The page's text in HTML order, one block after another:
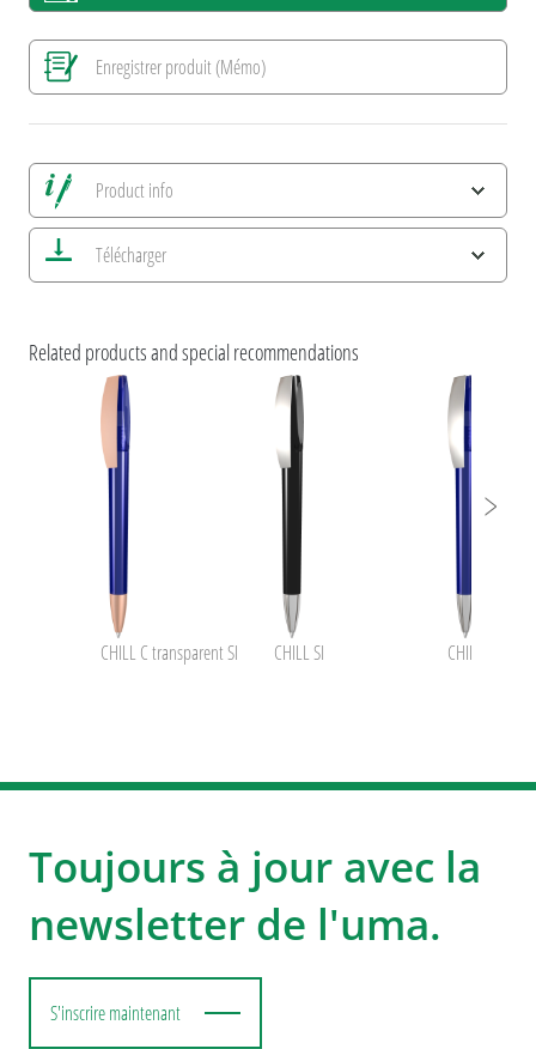
Enregistrer produit (Mémo)
Product info
Alle Ansichten speichern
Enregistrer image actuelle
Informations d'impression
Télécharger
umaBlackForestPens
Related products and special recommendations
CHILL C transparent SI CHILL SI CHILL
Toujours à jour avec la
newsletter de l'uma.
S'inscrire maintenant